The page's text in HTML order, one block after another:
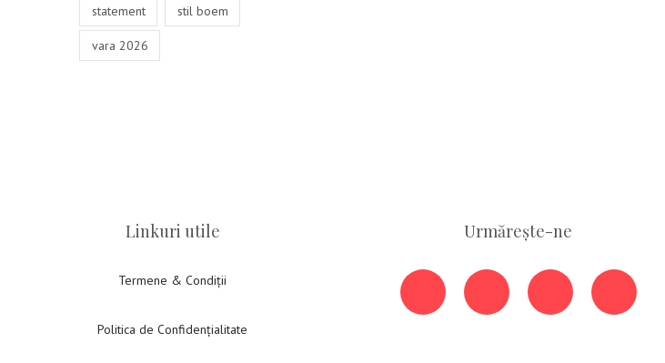
statement stil boem
vara 2026
Linkuri utile
Termene & Condiții
Politica de Confidențialitate
Urmărește-ne